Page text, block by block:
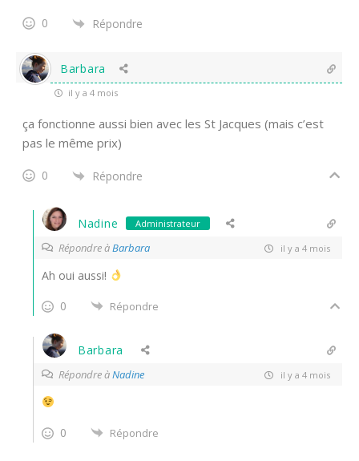
0 Répondre
Barbara
il y a 4 mois
ça fonctionne aussi bien avec les St Jacques (mais c’est
pas le même prix)
0 Répondre
Nadine Administrateur
Répondre àBarbara il y a 4 mois
Ah oui aussi!
0
Répondre
Barbara
Répondre àNadine il y a 4 mois
0 Répondre